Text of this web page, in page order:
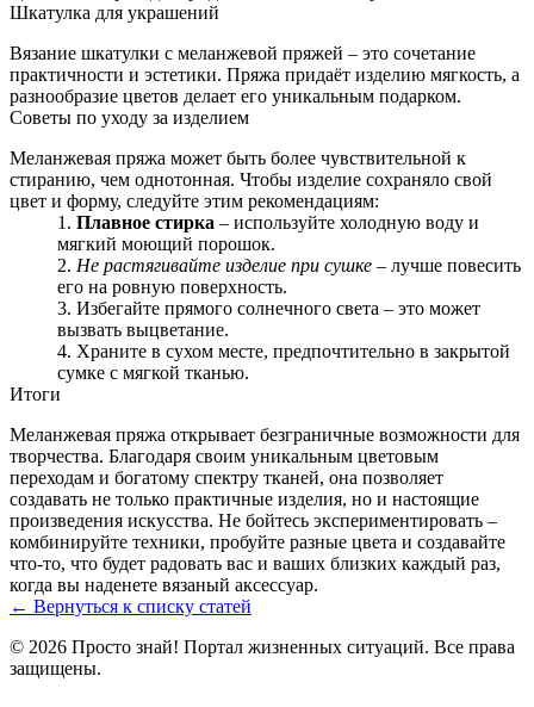
Шкатулка для украшений
Вязание шкатулки с меланжевой пряжей – это сочетание
практичности и эстетики. Пряжа придаёт изделию мягкость, а
разнообразие цветов делает его уникальным подарком.
Советы по уходу за изделием
Меланжевая пряжа может быть более чувствительной к
стиранию, чем однотонная. Чтобы изделие сохраняло свой
цвет и форму, следуйте этим рекомендациям:
Плавное стирка – используйте холодную воду и
мягкий моющий порошок.
Не растягивайте изделие при сушке – лучше повесить
его на ровную поверхность.
Избегайте прямого солнечного света – это может
вызвать выцветание.
Храните в сухом месте, предпочтительно в закрытой
сумке с мягкой тканью.
Итоги
Меланжевая пряжа открывает безграничные возможности для
творчества. Благодаря своим уникальным цветовым
переходам и богатому спектру тканей, она позволяет
создавать не только практичные изделия, но и настоящие
произведения искусства. Не бойтесь экспериментировать –
комбинируйте техники, пробуйте разные цвета и создавайте
что-то, что будет радовать вас и ваших близких каждый раз,
когда вы наденете вязаный аксессуар.
← Вернуться к списку статей
© 2026 Просто знай! Портал жизненных ситуаций. Все права
защищены.